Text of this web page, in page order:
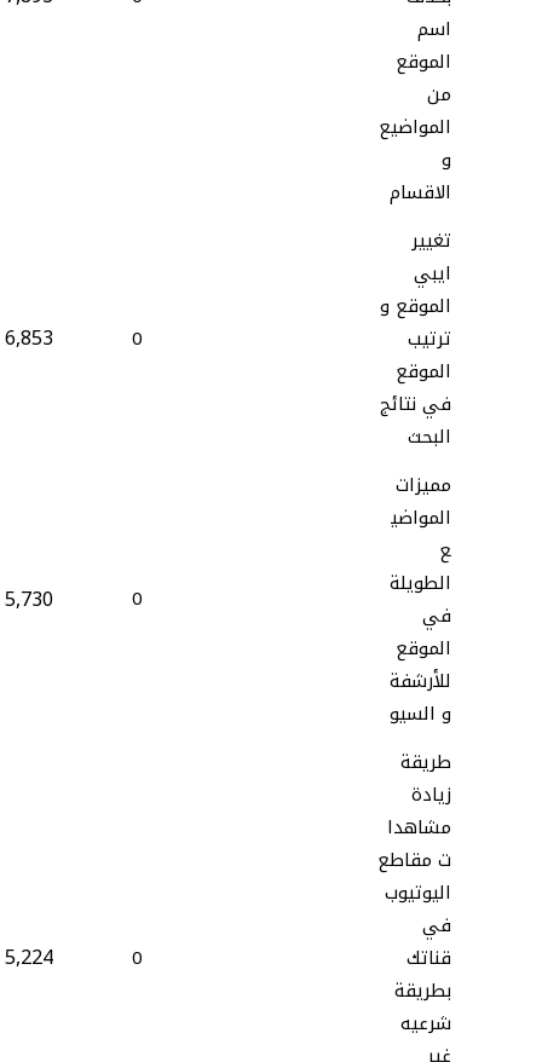
اسم
الموقع
من
المواضيع
و
الاقسام
تغيير
ايبي
الموقع و
ترتيب
الموقع
في نتائج
البحث
0
6,853
مميزات
المواضي
ع
الطويلة
في
الموقع
للأرشفة
و السيو
0
5,730
طريقة
زيادة
مشاهدا
ت مقاطع
اليوتيوب
في
قناتك
بطريقة
شرعيه
0
5,224